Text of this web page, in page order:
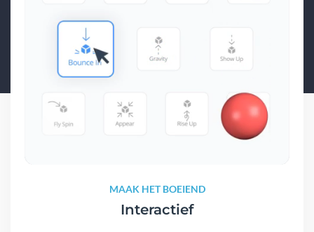
MAAK HET BOEIEND
Interactief